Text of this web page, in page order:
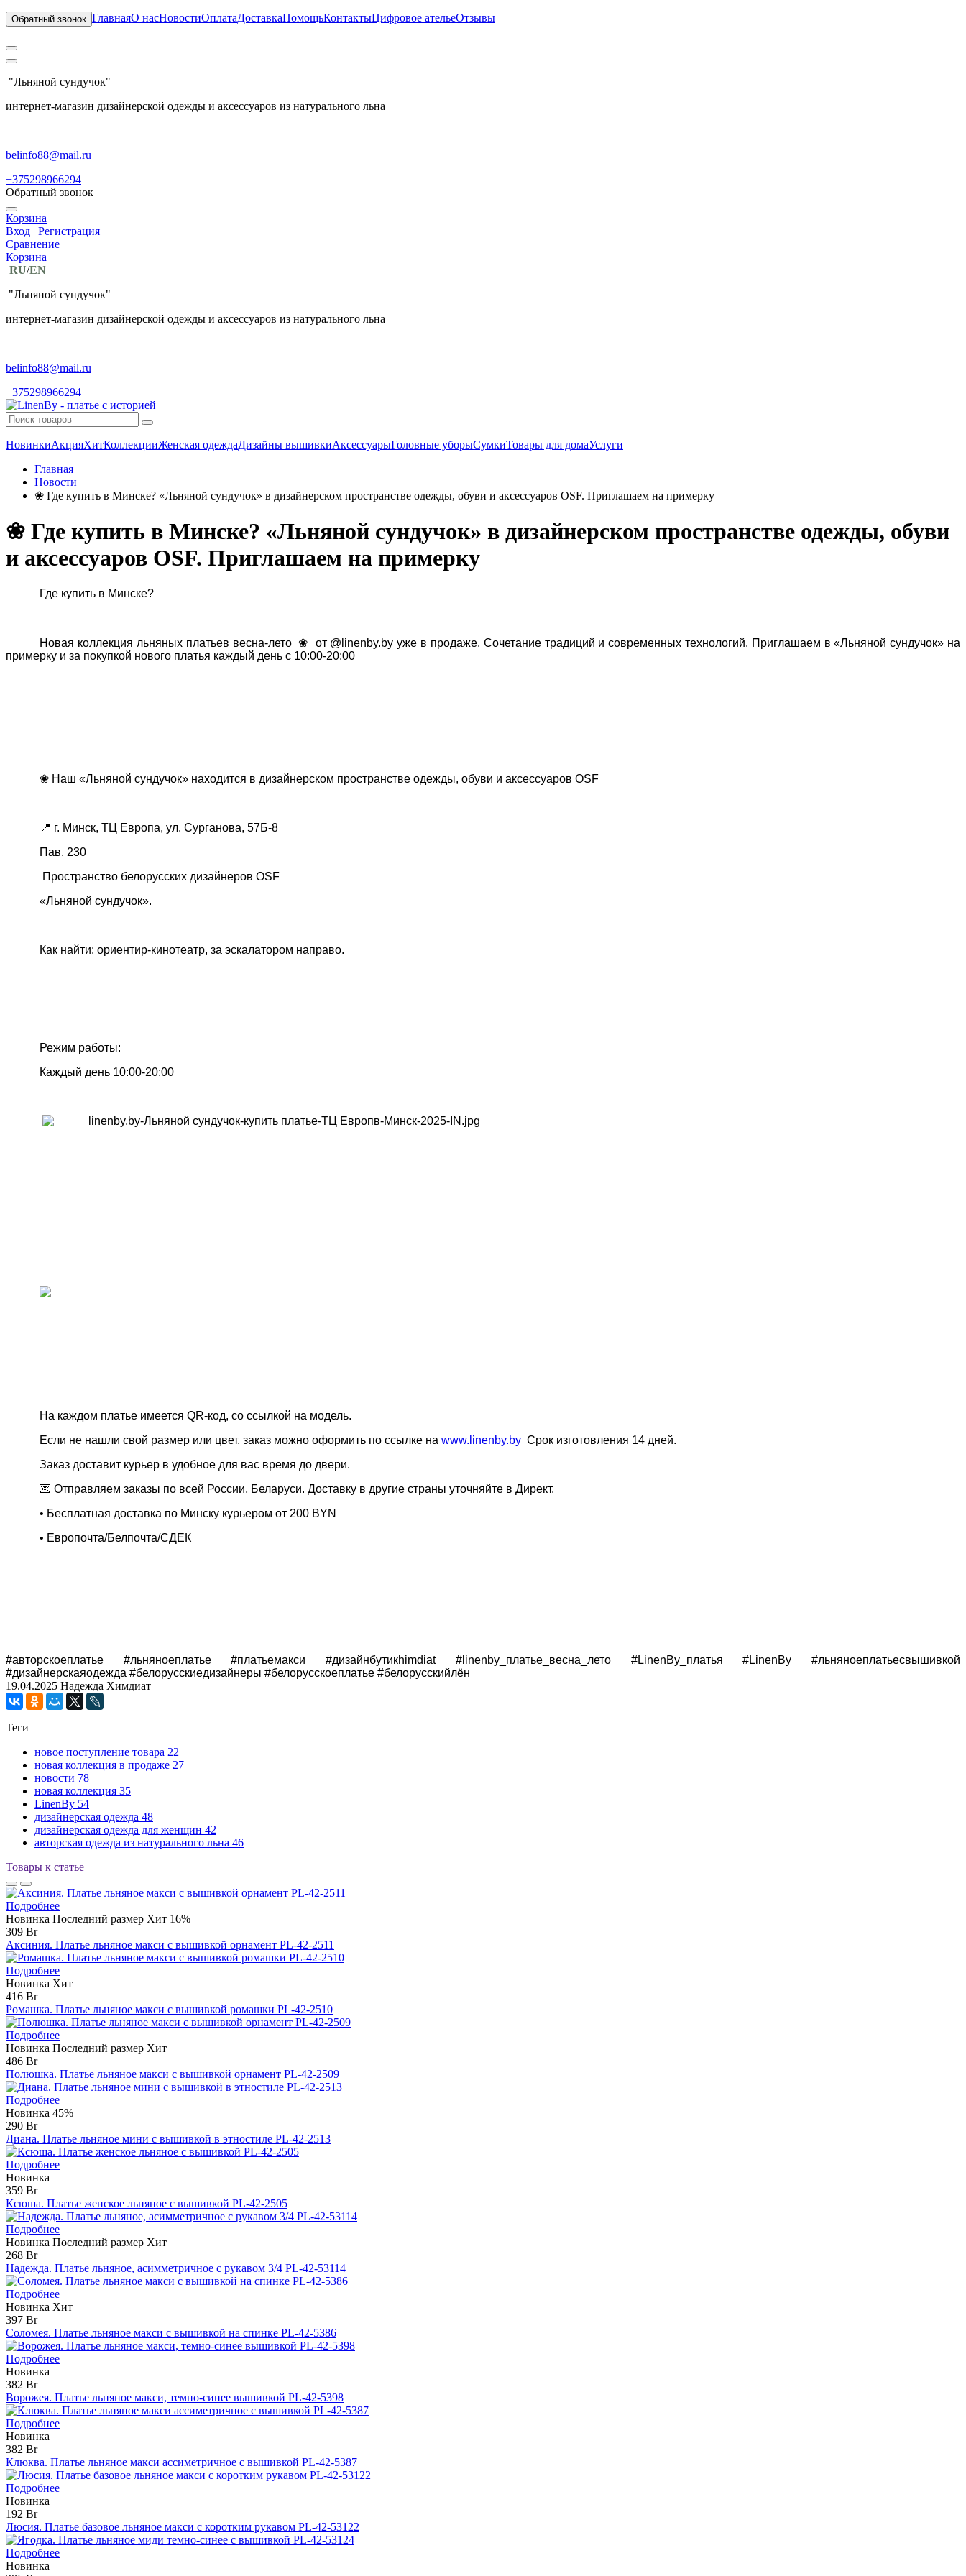
Обратный звонок ГлавнаяО насНовостиОплатаДоставкаПомощьКонтактыЦифровое ательеОтзывы
"Льняной сундучок"
интернет-магазин дизайнерской одежды и аксессуаров из натурального льна
belinfo88@mail.ru
+375298966294
Обратный звонок
Корзина
Вход | Регистрация
Сравнение
Корзина
RU/EN
"Льняной сундучок"
интернет-магазин дизайнерской одежды и аксессуаров из натурального льна
belinfo88@mail.ru
+375298966294
НовинкиАкцияХитКоллекцииЖенская одеждаДизайны вышивкиАксессуарыГоловные уборыСумкиТовары для домаУслуги
Главная
Новости
❀ Где купить в Минске? «Льняной сундучок» в дизайнерском пространстве одежды, обуви и аксессуаров OSF. Приглашаем на примерку
❀ Где купить в Минске? «Льняной сундучок» в дизайнерском пространстве одежды, обуви
и аксессуаров OSF. Приглашаем на примерку
Где купить в Минске?
Новая коллекция льняных платьев весна-лето❀ от @ linenby.by уже в продаже. Сочетание традиций и современных технологий. Приглашаем в «Льняной сундучок» на
примерку и за покупкой нового платья каждый день с 10:00-20:00
❀ Наш «Льняной сундучок» находится в дизайнерском пространстве одежды, обуви и аксессуаровOSF
📍 г. Минск, ТЦ Европа, ул. Сурганова, 57Б-8
Пав. 230
Пространство белорусских дизайнеров OSF
«Льняной сундучок».
Как найти: ориентир-кинотеатр, за эскалатором направо.
Режим работы:
Каждый день 10:00-20:00
На каждом платье имеетсяQR-код, со ссылкой на модель.
Если не нашли свой размер или цвет, заказ можно оформить по ссылке наwww. linenby.by Срок изготовления 14 дней.
Заказ доставит курьер в удобное для вас время до двери.
💌 Отправляем заказы по всей России, Беларуси. Доставку в другие страны уточняйте в Директ.
• Бесплатная доставка по Минску курьером от 200 BYN
• Европочта/Белпочта/СДЕК
#авторскоеплатье #льняноеплатье #платьемакси #дизайнбутикhimdiat #linenby_платье_весна_лето #LinenBy_платья #LinenBy #льняноеплатьесвышивкой
#дизайнерскаяодежда #белорусскиедизайнеры #белорусскоеплатье #белорусскийлён
19.04.2025 Надежда Химдиат
Теги
новое поступление товара 22
новая коллекция в продаже 27
новости 78
новая коллекция 35
LinenBy 54
дизайнерская одежда 48
дизайнерская одежда для женщин 42
авторская одежда из натурального льна 46
Товары к статье
Подробнее
Новинка Последний размер Хит 16%
309 Br
Аксиния. Платье льняное макси с вышивкой орнамент PL-42-2511
Подробнее
Новинка Хит
416 Br
Ромашка. Платье льняное макси с вышивкой ромашки PL-42-2510
Подробнее
Новинка Последний размер Хит
486 Br
Полюшка. Платье льняное макси с вышивкой орнамент PL-42-2509
Подробнее
Новинка 45%
290 Br
Диана. Платье льняное мини с вышивкой в этностиле PL-42-2513
Подробнее
Новинка
359 Br
Ксюша. Платье женское льняное с вышивкой PL-42-2505
Подробнее
Новинка Последний размер Хит
268 Br
Надежда. Платье льняное, асимметричное с рукавом 3/4 PL-42-53114
Подробнее
Новинка Хит
397 Br
Соломея. Платье льняное макси с вышивкой на спинке PL-42-5386
Подробнее
Новинка
382 Br
Ворожея. Платье льняное макси, темно-синее вышивкой PL-42-5398
Подробнее
Новинка
382 Br
Клюква. Платье льняное макси ассиметричное с вышивкой PL-42-5387
Подробнее
Новинка
192 Br
Люсия. Платье базовое льняное макси с коротким рукавом PL-42-53122
Подробнее
Новинка